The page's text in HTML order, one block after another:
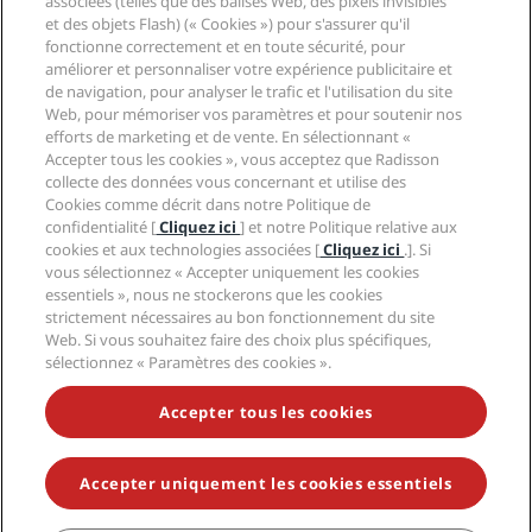
Application Radisson Hotels
Hôtels adaptés aux sportifs
Hôtels adaptés aux Familles
Santé et sécurité
Médias
Carrières RHG
Carrières PPHE
Carrières EHL
The Club by RHG
Opportunités de développement
Entreprise responsable
Approvisionnement
Centre de confidentialité
Mentions légales
Conditions générales Radisson Rewards
Contrat d’utilisation du site
Accessibilité numérique
Déclaration sur l’esclavage moderne
Aide
Avis aux consommateurs
Contact
FAQ
Plan du site
Médias sociaux
Marques Radisson Hotels
NE MANQUEZ AUCUNE DE NOS OFFRES LES PLUS
POPULAIRES
© 2026 Radisson Hotel Group.Tous droits réservés. RHG Radisson
Hotel Group, Radisson, Radisson RED, Radisson Blu, Radisson Collection,
et des objets Flash) (« Cookies ») pour s'assurer qu'il
fonctionne correctement et en toute sécurité, pour
améliorer et personnaliser votre expérience publicitaire et
de navigation, pour analyser le trafic et l'utilisation du site
Web, pour mémoriser vos paramètres et pour soutenir nos
efforts de marketing et de vente. En sélectionnant «
Accepter tous les cookies », vous acceptez que Radisson
collecte des données vous concernant et utilise des
Cookies comme décrit dans notre Politique de
confidentialité [Cliquez ici] et notre Politique relative aux
cookies et aux technologies associées [Cliquez ici .]. Si
vous sélectionnez « Accepter uniquement les cookies
essentiels », nous ne stockerons que les cookies
strictement nécessaires au bon fonctionnement du site
Web. Si vous souhaitez faire des choix plus spécifiques,
sélectionnez « Paramètres des cookies ».
Accepter tous les cookies
Accepter uniquement les cookies essentiels